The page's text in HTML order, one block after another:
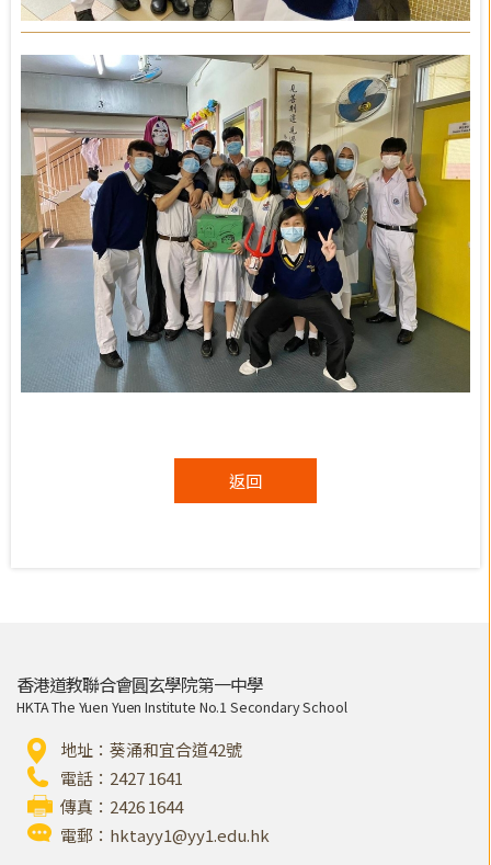
返回
香港道教聯合會圓玄學院第一中學
HKTA The Yuen Yuen Institute No.1 Secondary School
地址：葵涌和宜合道42號
電話：2427 1641
傳真：2426 1644
電郵： hktayy1@yy1.edu.hk